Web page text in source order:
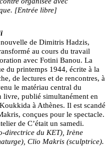
[Entrée libre]
de Dimitris Hadzis,
au cours du travail
avec Fotini Banou. La
du printemps 1944, écrite à la
de lectures et de rencontres, à
le matériau central du
livre, publié simultanément en
à Athènes. Il est scandé
conçues pour le spectacle.
de C’était un samedi.
directrice du KET), Irène
Clio Makris (sculptrice).